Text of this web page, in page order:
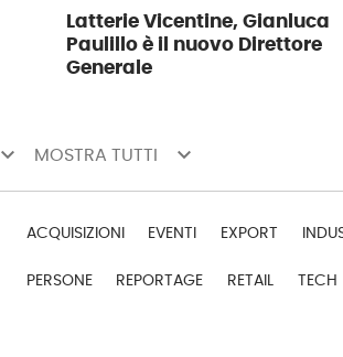
Latterie Vicentine, Gianluca
Paulillo è il nuovo Direttore
Generale
keyboard_arrow_down MOSTRA TUTTI keyboard_arrow_down
ACQUISIZIONI EVENTI EXPORT
PERSONE REPORTAGE RETAIL TECH